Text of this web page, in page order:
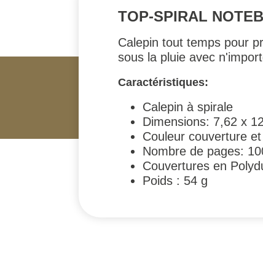
TOP-SPIRAL
Calepin tout temps pour
sous la pluie avec
Caractéristiques:
Calepin à spirale
Dimensions: 7,62 x
Couleur couverture
Nombre de pages:
Couvertures en
Poids : 54 g